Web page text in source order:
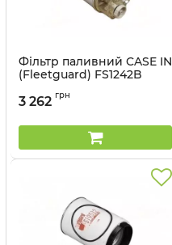
Фільтр паливний CASE IN
(Fleetguard) FS1242B
3 262 грн